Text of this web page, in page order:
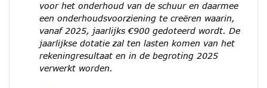
voor het onderhoud van de schuur en daarmee
een onderhoudsvoorziening te creëren waarin,
vanaf 2025, jaarlijks €900 gedoteerd wordt. De
jaarlijkse dotatie zal ten lasten komen van het
rekeningresultaat en in de begroting 2025
verwerkt worden.